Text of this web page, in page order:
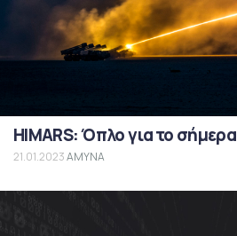
HIMARS: Όπλο για το σήμερα
21.01.2023ΑΜΥΝΑ